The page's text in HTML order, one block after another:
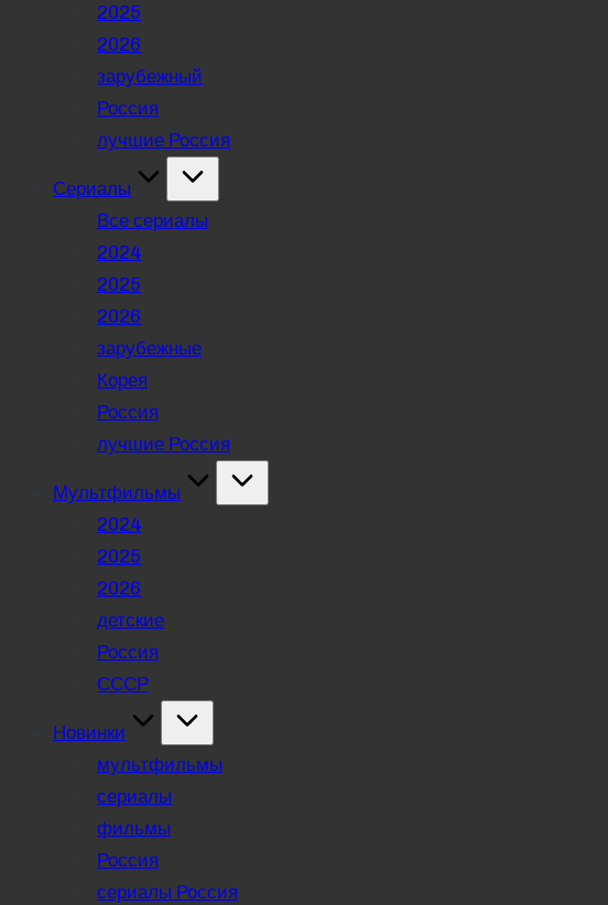
2025
2026
зарубежный
Россия
лучшие Россия
Сериалы
Все сериалы
2024
2025
2026
зарубежные
Корея
Россия
лучшие Россия
Мультфильмы
2024
2025
2026
детские
Россия
СССР
Новинки
мультфильмы
сериалы
фильмы
Россия
сериалы Россия